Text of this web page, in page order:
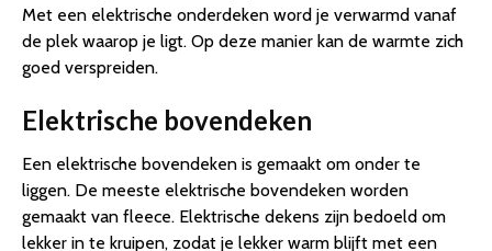
Met een elektrische onderdeken word je verwarmd vanaf
de plek waarop je ligt. Op deze manier kan de warmte zich
goed verspreiden.
Elektrische bovendeken
Een elektrische bovendeken is gemaakt om onder te
liggen. De meeste elektrische bovendeken worden
gemaakt van fleece. Elektrische dekens zijn bedoeld om
lekker in te kruipen, zodat je lekker warm blijft met een